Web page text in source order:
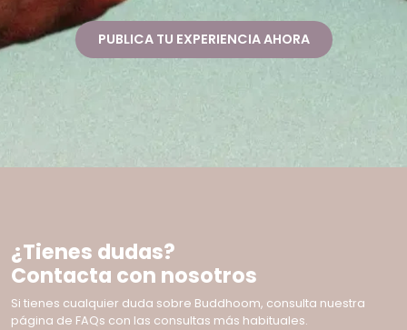
PUBLICA TU EXPERIENCIA AHORA
¿Tienes dudas?
Contacta con nosotros
Si tienes cualquier duda sobre Buddhoom, consulta nuestra
página de FAQs con las consultas más habituales.